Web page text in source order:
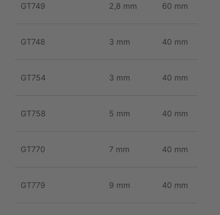
GT749 2,8 mm 60 mm
GT748 3 mm 40 mm
GT754 3 mm 40 mm
GT758 5 mm 40 mm
GT770 7 mm 40 mm
GT779 9 mm 40 mm